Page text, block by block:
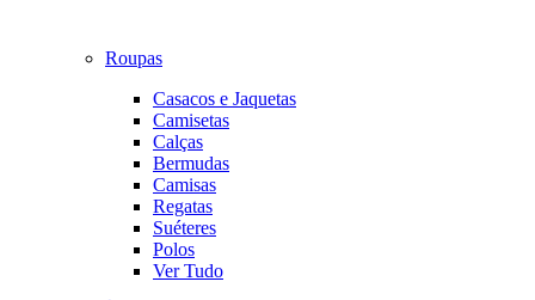
Roupas
Casacos e Jaquetas
Camisetas
Calças
Bermudas
Camisas
Regatas
Suéteres
Polos
Ver Tudo